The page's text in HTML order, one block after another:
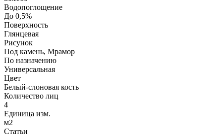
Водопоглощение
До 0,5%
Поверхность
Глянцевая
Рисунок
Под камень, Мрамор
По назначению
Универсальная
Цвет
Белый-слоновая кость
Количество лиц
4
Единица изм.
м2
Статьи